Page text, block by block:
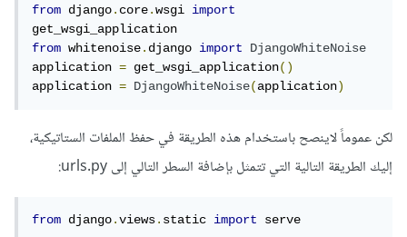
from django.core.wsgi import
from whitenoise.django import
DjangoWhiteNoise
application = get_wsgi_application()
application = DjangoWhiteNoise(application)
لكن عموماً لاينصح باستخدام هذه الطريقة في حفظ الملفات الستاتيكية،
إليك الطريقة التالية التي تتمثل بإضافة السطر التالي إلى urls.py:
from django.views.static import serve